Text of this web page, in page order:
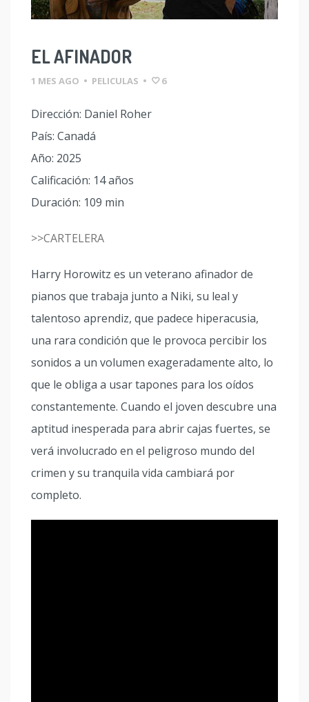
EL AFINADOR
1 MES AGO • PELICULAS • 6
Dirección: Daniel Roher
País: Canadá
Año: 2025
Calificación: 14 años
Duración: 109 min
>>CARTELERA
Harry Horowitz es un veterano afinador de
pianos que trabaja junto a Niki, su leal y
talentoso aprendiz, que padece hiperacusia,
una rara condición que le provoca percibir los
sonidos a un volumen exageradamente alto, lo
que le obliga a usar tapones para los oídos
constantemente. Cuando el joven descubre una
aptitud inesperada para abrir cajas fuertes, se
verá involucrado en el peligroso mundo del
crimen y su tranquila vida cambiará por
completo.